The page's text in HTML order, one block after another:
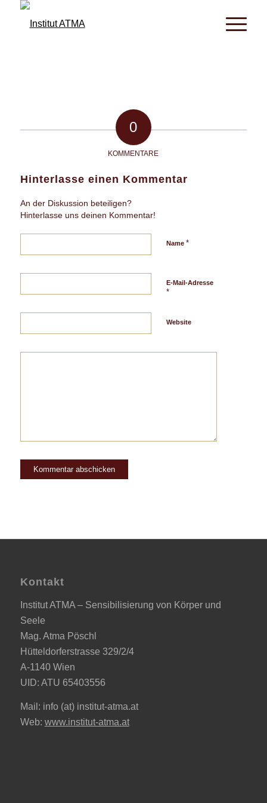
0
KOMMENTARE
Hinterlasse einen Kommentar
An der Diskussion beteiligen?
Hinterlasse uns deinen Kommentar!
Name *
E-Mail-Adresse
*
Website
Kontakt
Institut ATMA – Sensibilisierung von Körper und
Seele
Mag. Atma Pöschl
Hütteldorferstrasse 329/2/4
A-1140 Wien
UID: ATU 65403556
Mail: info (at) institut-atma.at
Web: www.institut-atma.at